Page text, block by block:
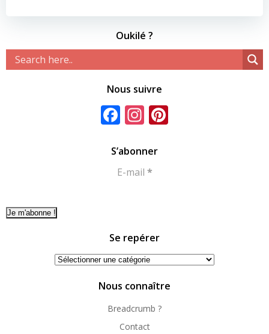
Oukilé ?
Nous suivre
Facebook
Instagram
S’abonner
E-mail *
Se repérer
Se
Nous connaître
Breadcrumb ?
Contact